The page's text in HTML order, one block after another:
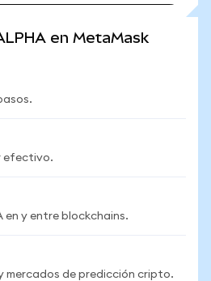
en MetaMask
efectivo.
en y entre blockchains.
mercados de predicción cripto.